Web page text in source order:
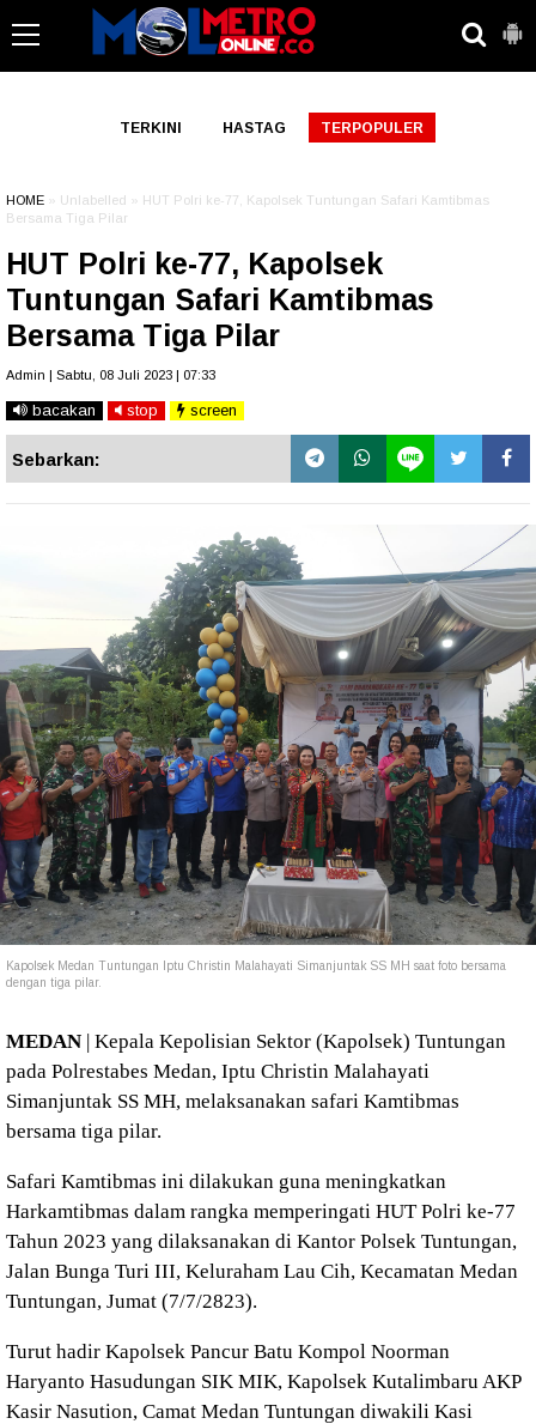
TERKINI HASTAG TERPOPULER
HOME » Unlabelled » HUT Polri ke-77, Kapolsek Tuntungan Safari Kamtibmas
Bersama Tiga Pilar
HUT Polri ke-77, Kapolsek
Tuntungan Safari Kamtibmas
Bersama Tiga Pilar
Admin | Sabtu, 08 Juli 2023 | 07:33
bacakan stop screen
Sebarkan:
Kapolsek Medan Tuntungan Iptu Christin Malahayati Simanjuntak SS MH saat foto bersama
dengan tiga pilar.
MEDAN | Kepala Kepolisian Sektor (Kapolsek) Tuntungan
pada Polrestabes Medan, Iptu Christin Malahayati
Simanjuntak SS MH, melaksanakan safari Kamtibmas
bersama tiga pilar.
Safari Kamtibmas ini dilakukan guna meningkatkan
Harkamtibmas dalam rangka memperingati HUT Polri ke-77
Tahun 2023 yang dilaksanakan di Kantor Polsek Tuntungan,
Jalan Bunga Turi III, Keluraham Lau Cih, Kecamatan Medan
Tuntungan, Jumat (7/7/2823).
Turut hadir Kapolsek Pancur Batu Kompol Noorman
Haryanto Hasudungan SIK MIK, Kapolsek Kutalimbaru AKP
Kasir Nasution, Camat Medan Tuntungan diwakili Kasi